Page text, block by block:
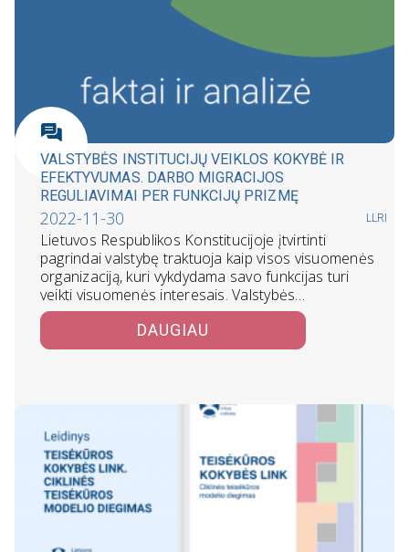
VALSTYBĖS INSTITUCIJŲ VEIKLOS KOKYBĖ IR
EFEKTYVUMAS. DARBO MIGRACIJOS
REGULIAVIMAI PER FUNKCIJŲ PRIZMĘ
2022-11-30 LLRI
Lietuvos Respublikos Konstitucijoje įtvirtinti
pagrindai valstybę traktuoja kaip visos visuomenės
organizaciją, kuri vykdydama savo funkcijas turi
veikti visuomenės interesais. Valstybės…
DAUGIAU